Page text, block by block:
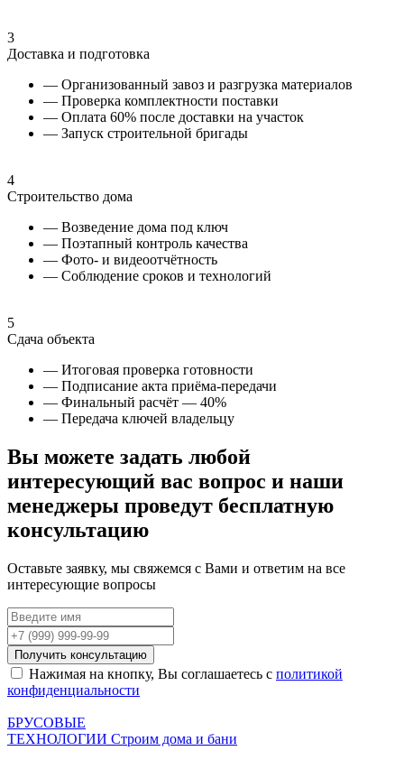
3
Доставка и подготовка
— Организованный завоз и разгрузка материалов
— Проверка комплектности поставки
— Оплата 60% после доставки на участок
— Запуск строительной бригады
4
Строительство дома
— Возведение дома под ключ
— Поэтапный контроль качества
— Фото- и видеоотчётность
— Соблюдение сроков и технологий
5
Сдача объекта
— Итоговая проверка готовности
— Подписание акта приёма-передачи
— Финальный расчёт — 40%
— Передача ключей владельцу
Вы можете задать любой
интересующий вас вопрос и наши
менеджеры проведут бесплатную
консультацию
Оставьте заявку, мы свяжемся с Вами и ответим на все
интересующие вопросы
Получить консультацию
Нажимая на кнопку, Вы соглашаетесь с политикой
конфиденциальности
БРУСОВЫЕ
ТЕХНОЛОГИИ Строим дома и бани